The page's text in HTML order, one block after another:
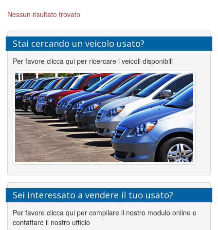
Nessun risultato trovato
Stai cercando un veicolo usato?
Per favore clicca qui per ricercare i veicoli disponibili
Sei interessato a vendere il tuo usato?
Per favore clicca qui per compilare il nostro modulo online o
contattare il nostro ufficio